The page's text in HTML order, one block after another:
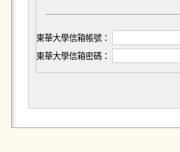
東華大學信箱帳號：
東華大學信箱密碼：